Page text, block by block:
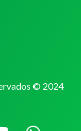
© 2024